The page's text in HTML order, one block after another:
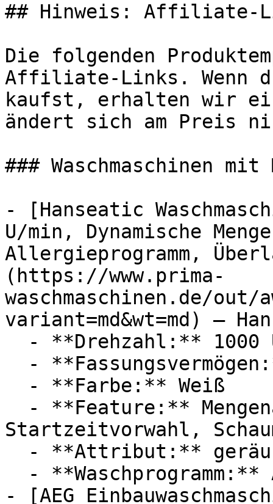
## Hinweis: Affiliate-
Die folgenden
Affiliate-Links. Wenn
kaufst, erhalten wir
ändert sich am Preis
### Waschmaschinen mit
- [Hanseatic
U/min, Dynamische
Allergieprogramm,
(https://www.prima-
waschmaschinen.de/out/
variant=md&wt=md) —
Startzeitvorwahl,
- [AEG